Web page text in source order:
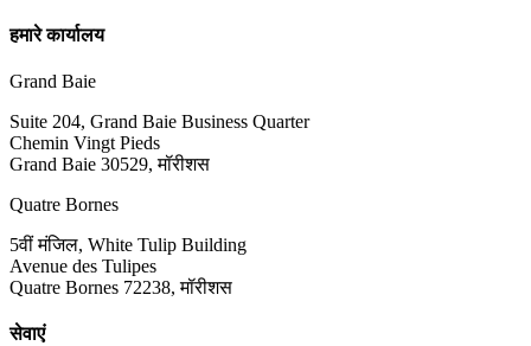
हमारे कार्यालय
Grand Baie
Suite 204, Grand Baie Business Quarter
Chemin Vingt Pieds
Grand Baie 30529, मॉरीशस
Quatre Bornes
5वीं मंजिल, White Tulip Building
Avenue des Tulipes
Quatre Bornes 72238, मॉरीशस
सेवाएं